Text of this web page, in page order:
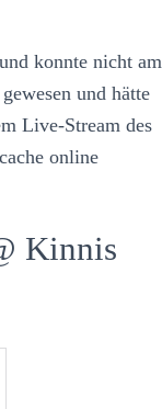
konnte nicht am
und hätte
Live-Stream des
online
Kinnis